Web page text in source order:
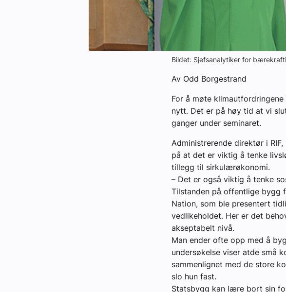
eBlad
Bildet: Sjefsanalytiker for
Av Odd Borgestrand
For å møte
nytt. Det er på høy tid at vi
ganger under seminaret.
Administrerende direktør i
på at det er viktig å tenke
tillegg til sirkulærøkonomi.
– Det er også viktig å tenke
Tilstanden på offentlige bygg
Nation, som ble presentert
vedlikeholdet. Her er det
akseptabelt nivå.
Man ender ofte opp med å
undersøkelse viser atde små
sammenlignet med de store
slo hun fast.
Statsbygg kan lære bort sin